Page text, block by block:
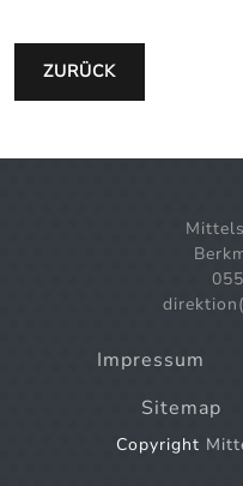
ZURÜCK
Impressum
Sitemap
Copyright